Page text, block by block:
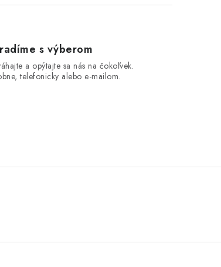
s výberom
a opýtajte sa nás na čokoľvek.
telefonicky alebo e-mailom.